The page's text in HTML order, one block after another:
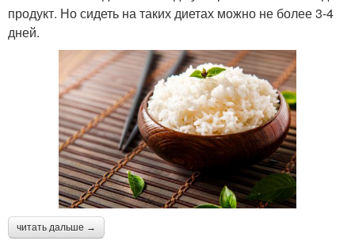
продукт. Но сидеть на таких диетах можно не более 3-4
дней.
читать дальше →